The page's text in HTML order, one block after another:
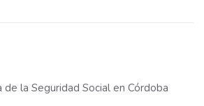
la Seguridad Social en Córdoba